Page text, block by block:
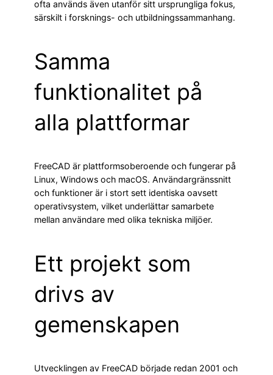
ofta används även utanför sitt ursprungliga fokus,
särskilt i forsknings- och utbildningssammanhang.
Samma
funktionalitet på
alla plattformar
FreeCAD är plattformsoberoende och fungerar på
Linux, Windows och macOS. Användargränssnitt
och funktioner är i stort sett identiska oavsett
operativsystem, vilket underlättar samarbete
mellan användare med olika tekniska miljöer.
Ett projekt som
drivs av
gemenskapen
Utvecklingen av FreeCAD började redan 2001 och